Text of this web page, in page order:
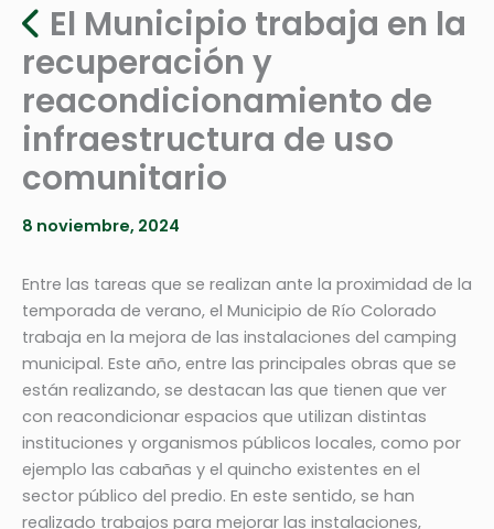
El Municipio trabaja en la
recuperación y
reacondicionamiento de
infraestructura de uso
comunitario
8 noviembre, 2024
Entre las tareas que se realizan ante la proximidad de la
temporada de verano, el Municipio de Río Colorado
trabaja en la mejora de las instalaciones del camping
municipal. Este año, entre las principales obras que se
están realizando, se destacan las que tienen que ver
con reacondicionar espacios que utilizan distintas
instituciones y organismos públicos locales, como por
ejemplo las cabañas y el quincho existentes en el
sector público del predio. En este sentido, se han
realizado trabajos para mejorar las instalaciones,